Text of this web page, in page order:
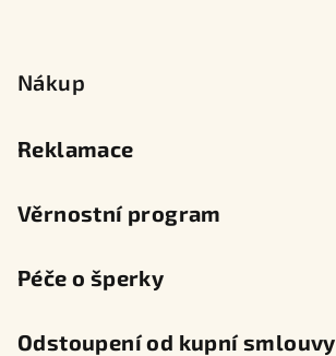
Nákup
Reklamace
Věrnostní program
Péče o šperky
Odstoupení od kupní smlouvy